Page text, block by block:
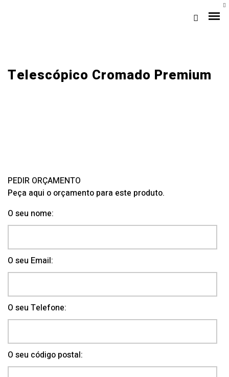
Loja Gaia
Pós-venda
Telescópico Cromado Premium
PEDIR ORÇAMENTO
Peça aqui o orçamento para este produto.
O seu nome:
O seu Email:
O seu Telefone:
O seu código postal: